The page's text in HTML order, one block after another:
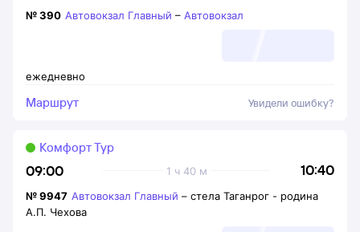
ежедневно
№390 Автовокзал Главный – Автовокзал
Маршрут Увидели ошибку?
09:00 10:40
1 ч 40 м
Комфорт Тур
№9947 Автовокзал Главный – стела Таганрог - родина
А.П. Чехова